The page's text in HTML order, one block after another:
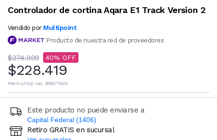
Controlador de cortina Aqara E1 Track Version 2
Vendido por Multipoint
Producto de nuestra red de proveedores
$374.999 40
$228.419
Precio s/imp. nac. $188.776,03
Este producto no puede enviarse a
Capital Federal (1406)
Ingresá código postal (sólo números)
Retiro GRATIS en sucursal